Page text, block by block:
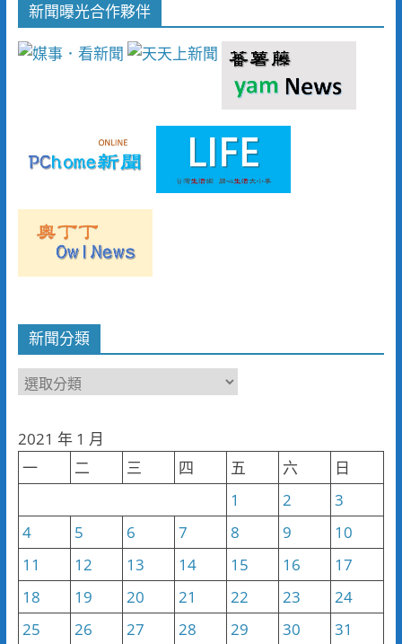
新聞曝光合作夥伴
新聞分類
新
類
2021 年 1 月
一
二 三 四 五 六
日
1
2
3
4
5 6 7 8 9
10
11
12 13 14 15 16
17
18
19 20 21 22 23
24
25
26 27 28 29 30 31